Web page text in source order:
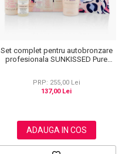
Set complet pentru autobronzare
profesionala SUNKISSED Pure
PRP: 255,00 Lei
137,00 Lei
ADAUGA IN COS